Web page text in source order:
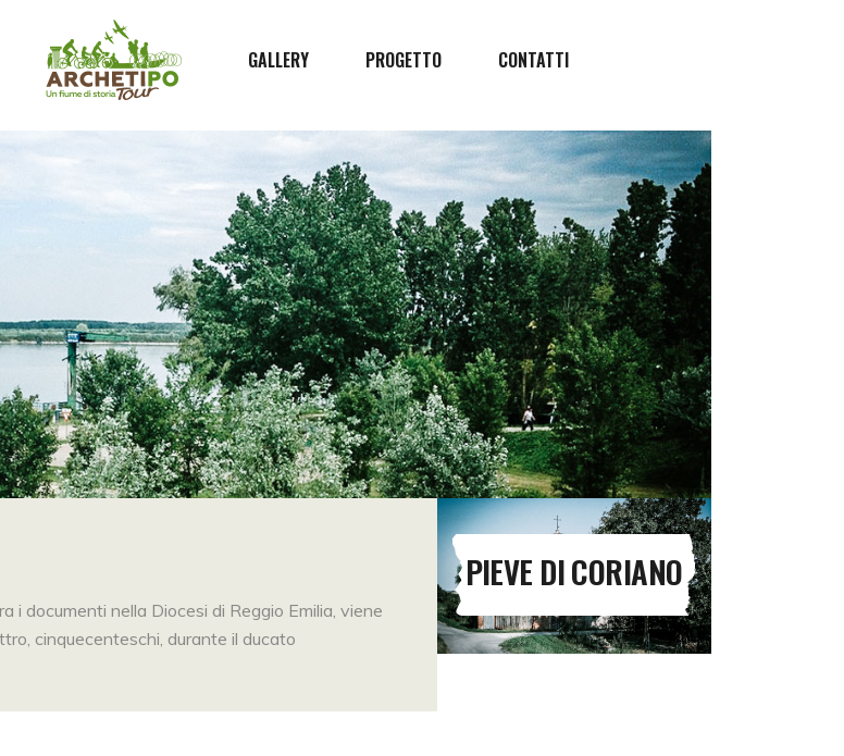
GALLERY PROGETTO CONTATTI
i documenti nella Diocesi di Reggio Emilia, viene
cinquecenteschi, durante il ducato
PIEVE DI CORIANO